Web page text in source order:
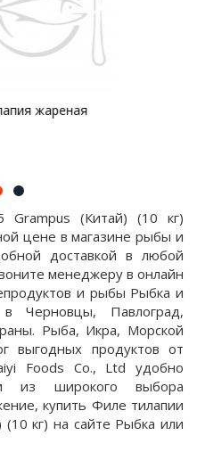
(Китай) (10 кг)
цене в магазине рыбы и
доставкой в любой
менеджеру в онлайн
и рыбы Рыбка и
Черновцы, Павлоград,
Рыба, Икра, Морской
выгодных продуктов от
Foods Co., Ltd удобно
из широкого выбора
купить Филе тилапии
кг) на сайте Рыбка или